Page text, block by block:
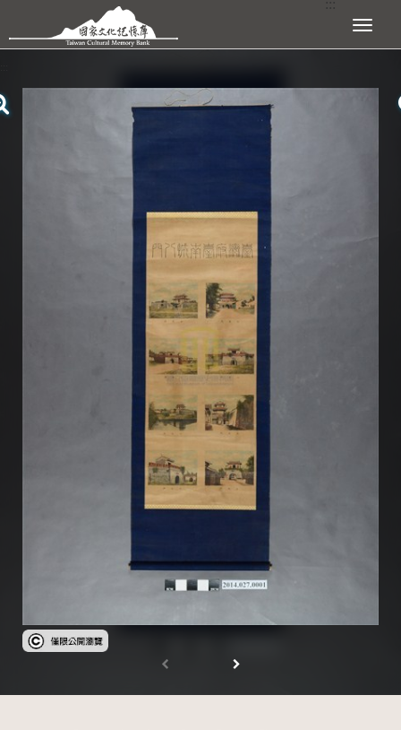
跳到主要內容區塊 展開選單
查看
受著作權法保護-僅限於本平台有限度公開瀏覽